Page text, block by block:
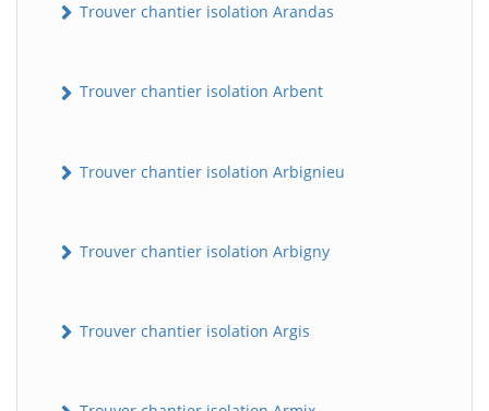
Trouver chantier isolation Arandas
Trouver chantier isolation Arbent
Trouver chantier isolation Arbignieu
Trouver chantier isolation Arbigny
Trouver chantier isolation Argis